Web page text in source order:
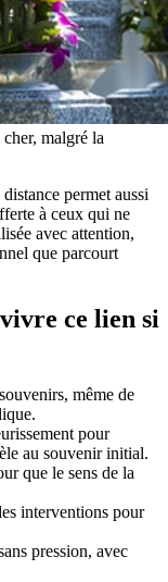
malgré la
permet aussi
à ceux qui ne
avec attention,
que parcourt
ce lien si
même de
pour
au souvenir initial.
que le sens de la
interventions pour
pression, avec